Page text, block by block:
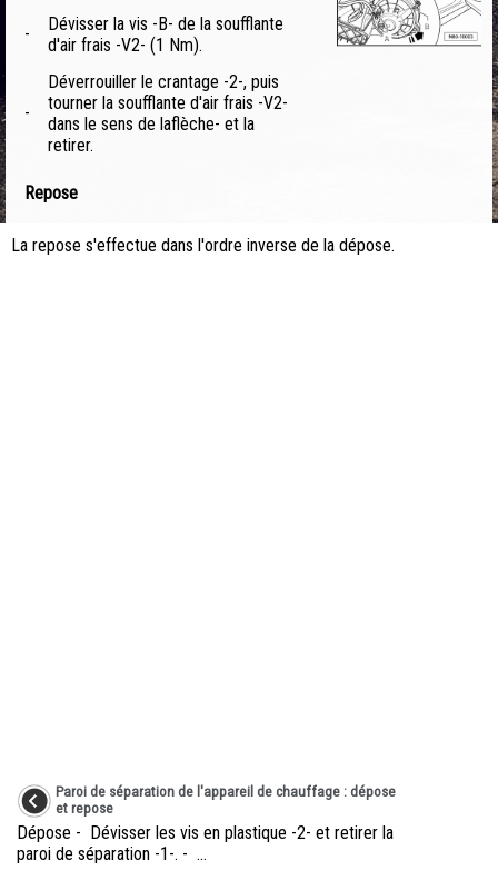
-
Dévisser la vis -B- de la soufflante
d'air frais -V2- (1 Nm).
-
Déverrouiller le crantage -2-, puis
tourner la soufflante d'air frais -V2-
dans le sens de laflèche- et la
retirer.
Repose
La repose s'effectue dans l'ordre inverse de la dépose.
Paroi de séparation de l'appareil de chauffage : dépose
et repose
Dépose - Dévisser les vis en plastique -2- et retirer la
paroi de séparation -1-. - ...